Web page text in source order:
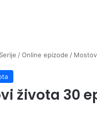
Serije /Online epizode /
života 30